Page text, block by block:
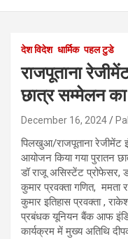
देश विदेश धार्मिक पहल टुडे
राजपूताना
छात्र सम्मेलन
December 16, 2024
पिलखुआ/राजपूताना रेजीमेंट
आयोजन किया गया पुरातन
डॉ राजू असिस्टेंट प्रोफेसर,
कुमार प्रवक्ता गणित, ममता
कुमार इतिहास प्रवक्ता ,
प्रबंधक यूनियन बैंक आफ
कार्यक्रम में मुख्य अतिथि